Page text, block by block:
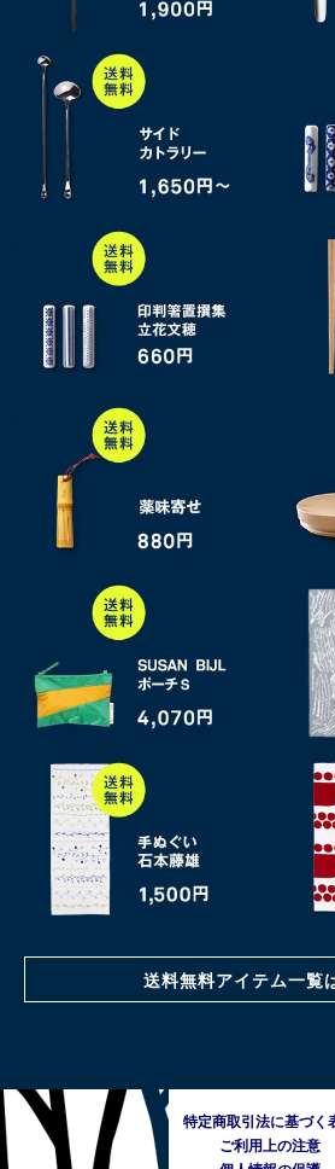
送料無料アイテム一覧
特定商取引法に基づく
ご利用上の注意